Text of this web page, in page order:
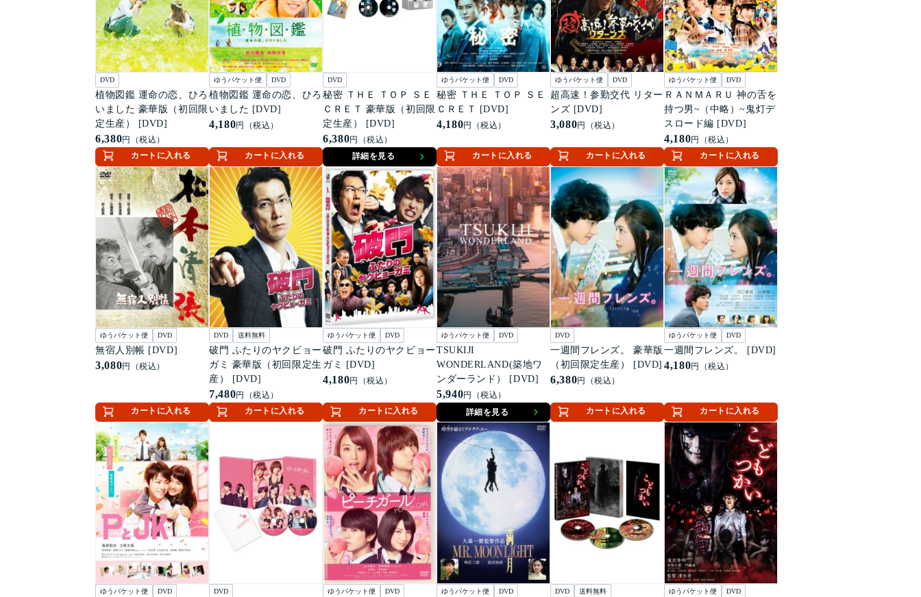
DVD
植物図鑑 運命の恋、ひろ
いました 豪華版（初回限
定生産） [DVD]
6,380円（税込）
カートに入れる
ゆうパケット便 DVD
植物図鑑 運命の恋、ひろ
いました [DVD]
4,180円（税込）
カートに入れる
DVD
秘密 ＴＨＥ ＴＯＰ ＳＥ
ＣＲＥＴ 豪華版（初回限
定生産） [DVD]
6,380円（税込）
詳細を見る
ゆうパケット便 DVD
秘密 ＴＨＥ ＴＯＰ ＳＥ
ＣＲＥＴ [DVD]
4,180円（税込）
カートに入れる
ゆうパケット便 DVD
超高速！参勤交代 リター
ンズ [DVD]
3,080円（税込）
カートに入れる
ゆうパケット便 DVD
ＲＡＮＭＡＲＵ 神の舌を
持つ男~（中略）~鬼灯デ
スロード編 [DVD]
4,180円（税込）
カートに入れる
ゆうパケット便 DVD
無宿人別帳 [DVD]
3,080円（税込）
カートに入れる
DVD 送料無料
破門 ふたりのヤクビョー
ガミ 豪華版（初回限定生
産） [DVD]
7,480円（税込）
カートに入れる
ゆうパケット便 DVD
破門 ふたりのヤクビョー
ガミ [DVD]
4,180円（税込）
カートに入れる
ゆうパケット便 DVD
TSUKIJI
WONDERLAND(築地ワ
ンダーランド） [DVD]
5,940円（税込）
詳細を見る
DVD
一週間フレンズ。 豪華版
（初回限定生産） [DVD]
6,380円（税込）
カートに入れる
ゆうパケット便 DVD
一週間フレンズ。 [DVD]
4,180円（税込）
カートに入れる
ゆうパケット便 DVD DVD ゆうパケット便 DVD ゆうパケット便 DVD DVD 送料無料 ゆうパケット便 DVD